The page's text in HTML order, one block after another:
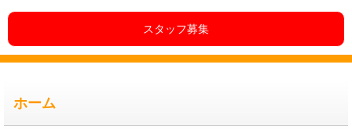
スタッフ募集
ホーム